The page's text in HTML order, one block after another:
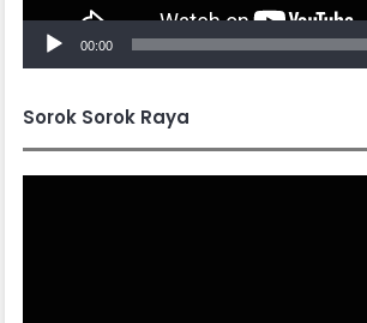
00:00
Sorok Sorok Raya